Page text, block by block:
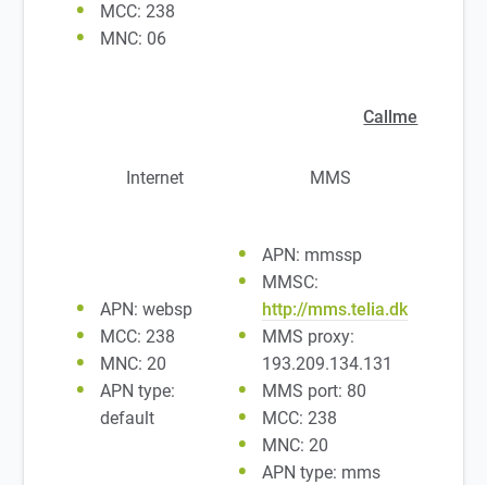
MCC: 238
MNC: 06
Callme
Internet MMS
APN: websp
MCC: 238
MNC: 20
APN type:
default
APN: mmssp
MMSC:
http://mms.telia.dk
MMS proxy:
193.209.134.131
MMS port: 80
MCC: 238
MNC: 20
APN type: mms